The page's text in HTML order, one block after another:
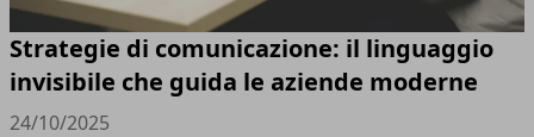
Strategie di comunicazione: il linguaggio
invisibile che guida le aziende moderne
24/10/2025